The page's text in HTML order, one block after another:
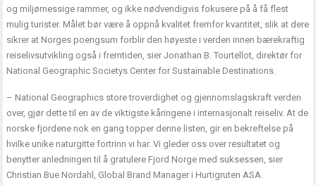
og miljømessige rammer, og ikke nødvendigvis fokusere på å få flest
mulig turister. Målet bør være å oppnå kvalitet fremfor kvantitet, slik at dere
sikrer at Norges poengsum forblir den høyeste i verden innen bærekraftig
reiselivsutvikling også i fremtiden, sier Jonathan B. Tourtellot, direktør for
National Geographic Societys Center for Sustainable Destinations.
– National Geographics store troverdighet og gjennomslagskraft verden
over, gjør dette til en av de viktigste kåringene i internasjonalt reiseliv. At de
norske fjordene nok en gang topper denne listen, gir en bekreftelse på
hvilke unike naturgitte fortrinn vi har. Vi gleder oss over resultatet og
benytter anledningen til å gratulere Fjord Norge med suksessen, sier
Christian Bue Nordahl, Global Brand Manager i Hurtigruten ASA.